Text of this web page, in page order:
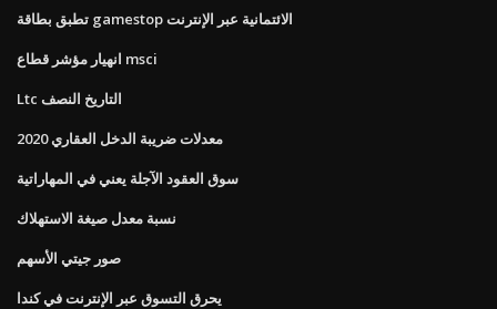
تطبق بطاقة gamestop الائتمانية عبر الإنترنت
انهيار مؤشر قطاع msci
Ltc التاريخ النصف
معدلات ضريبة الدخل العقاري 2020
سوق العقود الآجلة يعني في المهاراتية
نسبة معدل صيغة الاستهلاك
صور جيتي الأسهم
يحرق التسوق عبر الإنترنت في كندا